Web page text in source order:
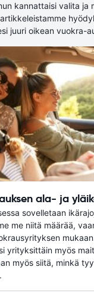
kannattaisi valita ja
juuri oikean vuokra-
ala- ja
sovelletaan
me niitä määrää,
yrityksittäin myös
myös siitä, minkä